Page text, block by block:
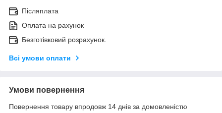
Післяплата
Оплата на рахунок
Безготівковий розрахунок.
Всі умови оплати
Умови повернення
Повернення товару впродовж 14 днів за домовленістю